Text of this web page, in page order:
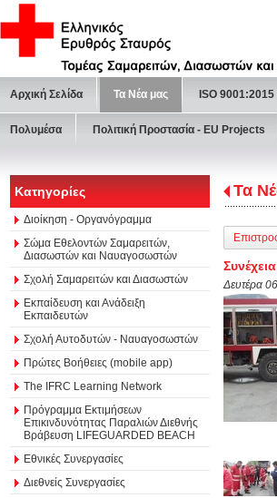
Αρχική Σελίδα Τα Νέα μας ISO
Πολυμέσα Πολιτική Προστασία - ΕU Projects
Κατηγορίες
Διοίκηση - Οργανόγραμμα
Σώμα Εθελοντών Σαμαρειτών,
Διασωστών και Ναυαγοσωστών
Σχολή Σαμαρειτών και Διασωστών
Εκπαίδευση και Ανάδειξη
Εκπαιδευτών
Σχολή Αυτοδυτών - Ναυαγοσωστών
Πρώτες Βοήθειες (mobile app)
The IFRC Learning Network
Πρόγραμμα Εκτιμήσεων
Επικινδυνότητας Παραλιών Διεθνής
Βράβευση LIFEGUARDED BEACH
Εθνικές Συνεργασίες
Διεθνείς Συνεργασίες
Τα
Δευτέρα